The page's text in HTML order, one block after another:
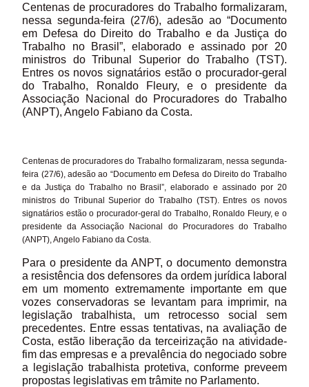
Centenas de procuradores do Trabalho formalizaram,
nessa segunda-feira (27/6), adesão ao “Documento
em Defesa do Direito do Trabalho e da Justiça do
Trabalho no Brasil”, elaborado e assinado por 20
ministros do Tribunal Superior do Trabalho (TST).
Entres os novos signatários estão o procurador-geral
do Trabalho, Ronaldo Fleury, e o presidente da
Associação Nacional do Procuradores do Trabalho
(ANPT), Angelo Fabiano da Costa.
Centenas de procuradores do Trabalho formalizaram, nessa segunda-
feira (27/6), adesão ao “Documento em Defesa do Direito do Trabalho
e da Justiça do Trabalho no Brasil”, elaborado e assinado por 20
ministros do Tribunal Superior do Trabalho (TST). Entres os novos
signatários estão o procurador-geral do Trabalho, Ronaldo Fleury, e o
presidente da Associação Nacional do Procuradores do Trabalho
(ANPT), Angelo Fabiano da Costa.
Para o presidente da ANPT, o documento demonstra
a resistência dos defensores da ordem jurídica laboral
em um momento extremamente importante em que
vozes conservadoras se levantam para imprimir, na
legislação trabalhista, um retrocesso social sem
precedentes. Entre essas tentativas, na avaliação de
Costa, estão liberação da terceirização na atividade-
fim das empresas e a prevalência do negociado sobre
a legislação trabalhista protetiva, conforme preveem
propostas legislativas em trâmite no Parlamento.